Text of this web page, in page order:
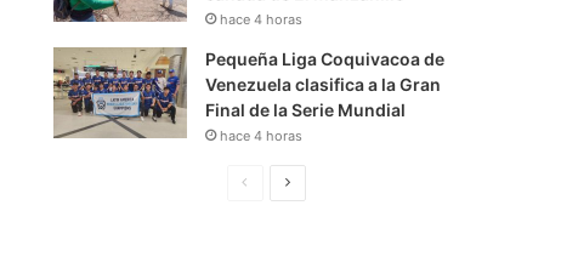
hace 4 horas
Pequeña Liga Coquivacoa de
Venezuela clasifica a la Gran
Final de la Serie Mundial
hace 4 horas
S